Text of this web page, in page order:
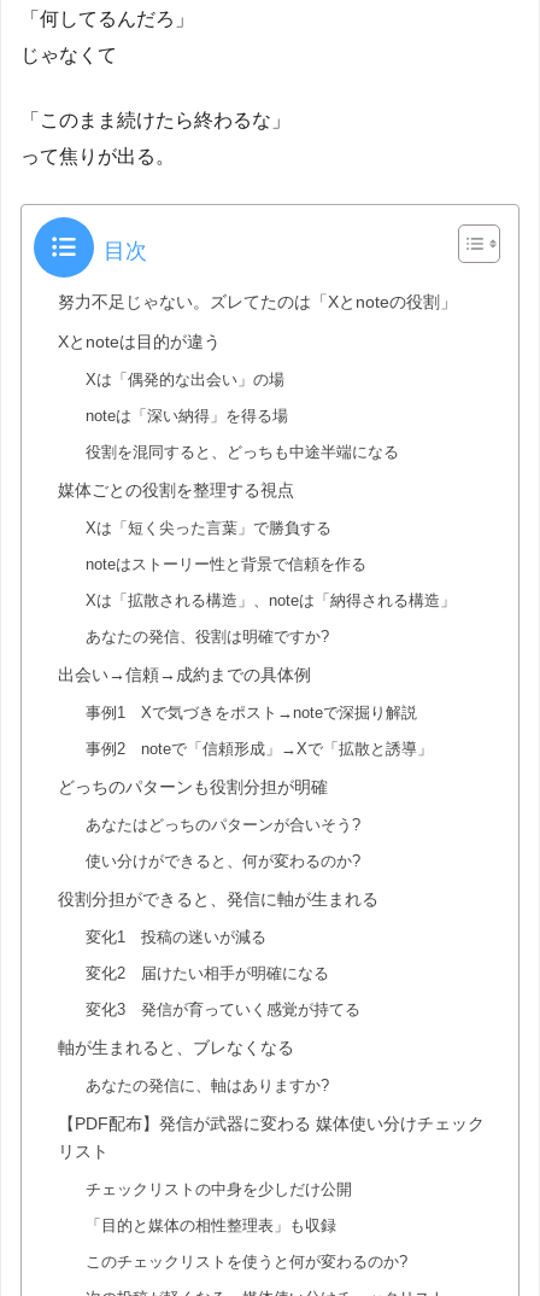
「何してるんだろ」
じゃなくて
「このまま続けたら終わるな」
って焦りが出る。
目次
努力不足じゃない。ズレてたのは「Xとnoteの役割」
Xとnoteは目的が違う
Xは「偶発的な出会い」の場
noteは「深い納得」を得る場
役割を混同すると、どっちも中途半端になる
媒体ごとの役割を整理する視点
Xは「短く尖った言葉」で勝負する
noteはストーリー性と背景で信頼を作る
Xは「拡散される構造」、noteは「納得される構造」
あなたの発信、役割は明確ですか?
出会い→信頼→成約までの具体例
事例1 Xで気づきをポスト→noteで深掘り解説
事例2 noteで「信頼形成」→Xで「拡散と誘導」
どっちのパターンも役割分担が明確
あなたはどっちのパターンが合いそう?
使い分けができると、何が変わるのか?
役割分担ができると、発信に軸が生まれる
変化1 投稿の迷いが減る
変化2 届けたい相手が明確になる
変化3 発信が育っていく感覚が持てる
軸が生まれると、ブレなくなる
あなたの発信に、軸はありますか?
【PDF配布】発信が武器に変わる 媒体使い分けチェック
リスト
チェックリストの中身を少しだけ公開
「目的と媒体の相性整理表」も収録
このチェックリストを使うと何が変わるのか?